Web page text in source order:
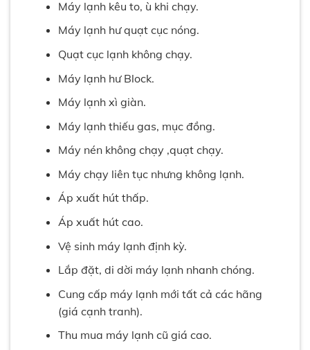
Máy lạnh kêu to, ù khi chạy.
Máy lạnh hư quạt cục nóng.
Quạt cục lạnh không chạy.
Máy lạnh hư Block.
Máy lạnh xì giàn.
Máy lạnh thiếu gas, mục đồng.
Máy nén không chạy ,quạt chạy.
Máy chạy liên tục nhưng không lạnh.
Áp xuất hút thấp.
Áp xuất hút cao.
Vệ sinh máy lạnh định kỳ.
Lắp đặt, di dời máy lạnh nhanh chóng.
Cung cấp máy lạnh mới tất cả các hãng
(giá cạnh tranh).
Thu mua máy lạnh cũ giá cao.